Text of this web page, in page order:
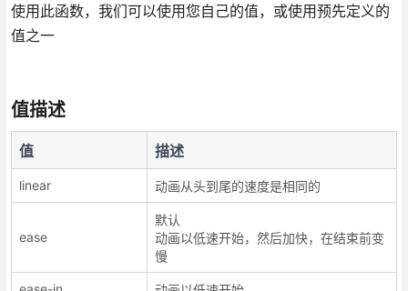
使用此函数，我们可以使用您自己的值，或使用预先定义的
值之一
值描述
值 描述
linear 动画从头到尾的速度是相同的
ease
默认
动画以低速开始，然后加快，在结束前变
慢